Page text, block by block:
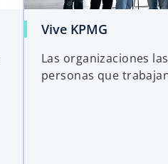
Vive KPMG
Las organizaciones
personas que